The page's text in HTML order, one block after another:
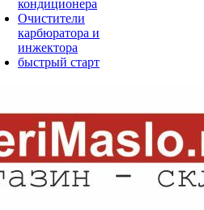
кондиционера
Очистители
карбюратора и
инжектора
быстрый старт